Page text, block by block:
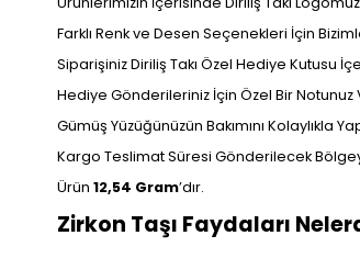
Farklı Renk ve Desen Seçenekleri İçin
Siparişiniz Diriliş Takı Özel Hediye Kutusu
Hediye Gönderileriniz İçin Özel Bir Notunuz
Gümüş Yüzüğünüzün Bakımını Kolaylıkla
Kargo Teslimat Süresi Gönderilecek
Ürün 12,54 Gram’dır.
Zirkon Taşı Faydaları